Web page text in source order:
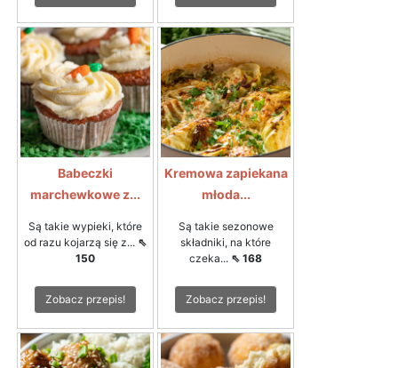
Babeczki
marchewkowe z...
Są takie wypieki, które
od razu kojarzą się z... ⇖
150
Zobacz przepis!
Kremowa zapiekana
młoda...
Są takie sezonowe
składniki, na które
czeka... ⇖ 168
Zobacz przepis!